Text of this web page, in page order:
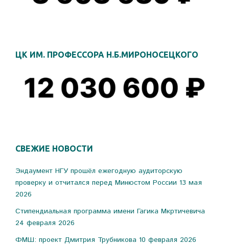
ЦК ИМ. ПРОФЕССОРА Н.Б.МИРОНОСЕЦКОГО
СВЕЖИЕ НОВОСТИ
Эндаумент НГУ прошёл ежегодную аудиторскую
проверку и отчитался перед Минюстом России 13 мая
2026
Стипендиальная программа имени Гагика Мкртичевича
24 февраля 2026
ФМШ: проект Дмитрия Трубникова 10 февраля 2026